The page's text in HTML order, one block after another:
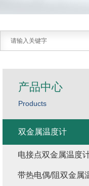
产品中心
Products
双金属温度计
电接点双金属温度
带热电偶/阻双金属